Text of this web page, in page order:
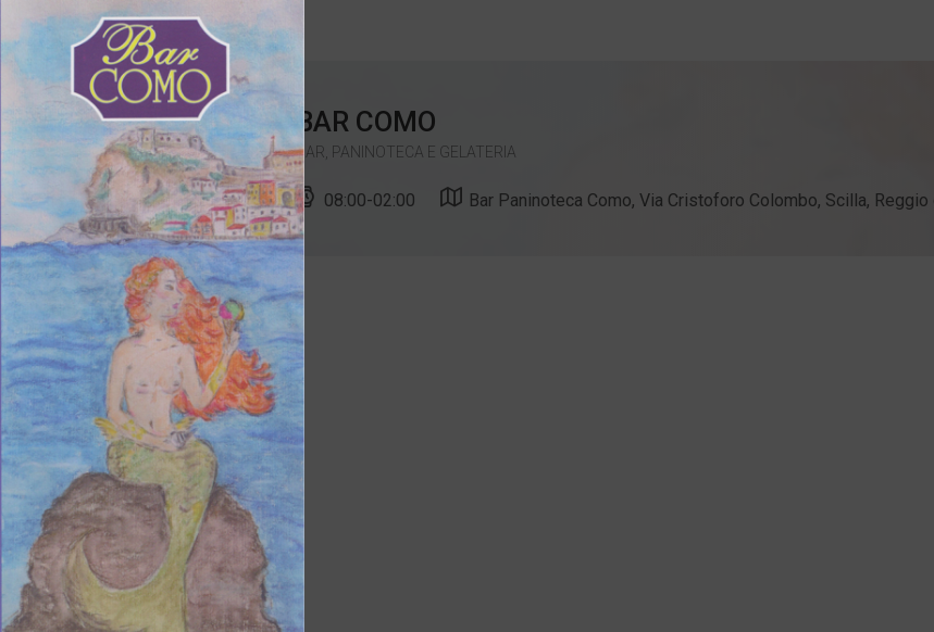
BAR COMO
BAR, PANINOTECA E GELATERIA
08:00-02:00 Bar Paninoteca Como, Via Cristoforo Colombo, Scilla,